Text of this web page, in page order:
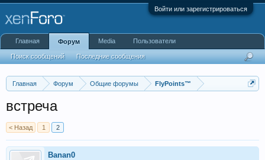
Войти или зарегистрироваться
Главная Форум Общие форумы FlyPoints™
встреча
< Назад 1 2
Banan0
Главная Форум
Поиск сообщений Последние сообщения
Media Пользователи